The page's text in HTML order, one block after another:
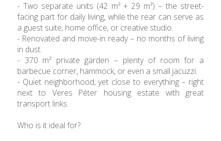
- Two separate units (42 m² + 29 m²) – the street-
facing part for daily living, while the rear can serve as
a guest suite, home office, or creative studio.
- Renovated and move-in ready – no months of living
in dust.
- 370 m² private garden – plenty of room for a
barbecue corner, hammock, or even a small jacuzzi.
- Quiet neighborhood, yet close to everything – right
next to Veres Péter housing estate with great
transport links.
Who is it ideal for?